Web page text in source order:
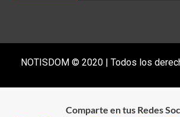
NOTISDOM © 2020 | Todos los
Comparte en tus Redes